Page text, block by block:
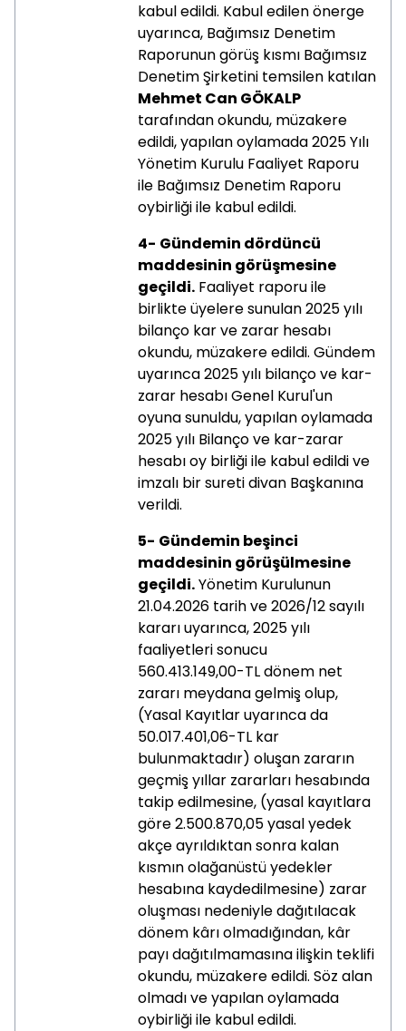
kabul edildi. Kabul edilen önerge
uyarınca, Bağımsız Denetim
Raporunun görüş kısmı Bağımsız
Denetim Şirketini temsilen katılan
Mehmet Can GÖKALP
tarafından okundu, müzakere
edildi, yapılan oylamada 2025 Yılı
Yönetim Kurulu Faaliyet Raporu
ile Bağımsız Denetim Raporu
oybirliği ile kabul edildi.
4- Gündemin dördüncü
maddesinin görüşmesine
geçildi. Faaliyet raporu ile
birlikte üyelere sunulan 2025 yılı
bilanço kar ve zarar hesabı
okundu, müzakere edildi. Gündem
uyarınca 2025 yılı bilanço ve kar-
zarar hesabı Genel Kurul'un
oyuna sunuldu, yapılan oylamada
2025 yılı Bilanço ve kar-zarar
hesabı oy birliği ile kabul edildi ve
imzalı bir sureti divan Başkanına
verildi.
5- Gündemin beşinci
maddesinin görüşülmesine
geçildi.Yönetim Kurulunun
21.04.2026 tarih ve 2026/12 sayılı
kararı uyarınca, 2025 yılı
faaliyetleri sonucu
560.413.149,00-TL dönem net
zararı meydana gelmiş olup,
(Yasal Kayıtlar uyarınca da
50.017.401,06-TL kar
bulunmaktadır) oluşan zararın
geçmiş yıllar zararları hesabında
takip edilmesine, (yasal kayıtlara
göre 2.500.870,05 yasal yedek
akçe ayrıldıktan sonra kalan
kısmın olağanüstü yedekler
hesabına kaydedilmesine) zarar
oluşması nedeniyle dağıtılacak
dönem kârı olmadığından, kâr
payı dağıtılmamasına ilişkin teklifi
okundu, müzakere edildi. Söz alan
olmadı ve yapılan oylamada
oybirliği ile kabul edildi.